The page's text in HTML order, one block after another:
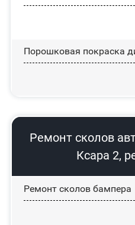
Порошковая покраска
Ремонт сколов
Ксара 2,
Ремонт сколов бампера